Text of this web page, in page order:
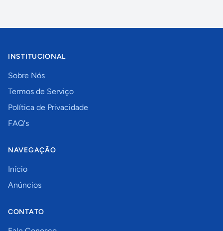
INSTITUCIONAL
Sobre Nós
Termos de Serviço
Política de Privacidade
FAQ's
NAVEGAÇÃO
Início
Anúncios
CONTATO